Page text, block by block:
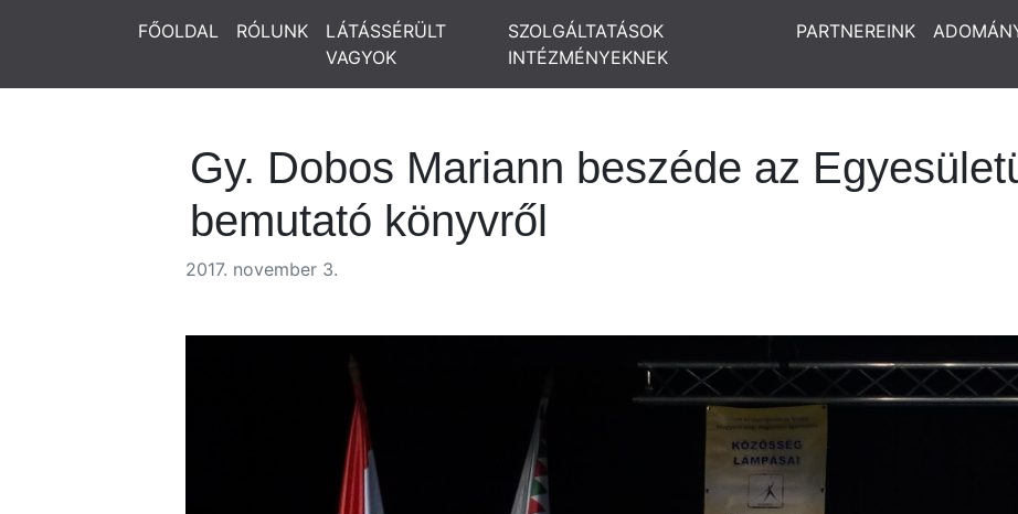
FŐOLDAL RÓLUNK
LÁTÁSSÉRÜLT
VAGYOK
SZOLGÁLTATÁSOK
INTÉZMÉNYEKNEK
PARTNEREINK
Gy. Dobos Mariann beszéde az
bemutató könyvről
2017. november 3.